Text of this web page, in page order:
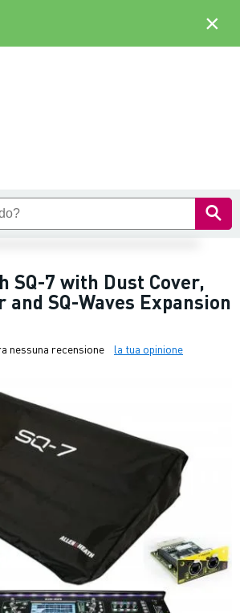
SQ-7 with Dust Cover,
and SQ-Waves Expansion
nessuna recensione la tua opinione
×